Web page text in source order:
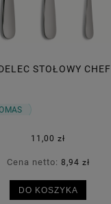
STOŁOWY CHEF
11,00 zł
Cena netto: 8,94 zł
DO KOSZYKA